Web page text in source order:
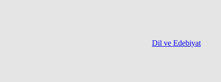
Dil ve Edebiyat